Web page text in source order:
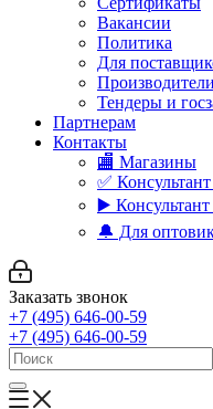
Вакансии
Политика
Для
Производители
Тендеры и
Партнерам
Контакты
🏬 Магазины
✅️
▶️ Консультант
🔔 Для
Заказать звонок
+7 (495) 646-00-59
+7 (495) 646-00-59